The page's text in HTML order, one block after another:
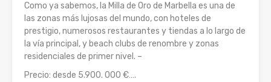
Como ya sabemos, la Milla de Oro de Marbella es una de
las zonas más lujosas del mundo, con hoteles de
prestigio, numerosos restaurantes y tiendas a lo largo de
la vía principal, y beach clubs de renombre y zonas
residenciales de primer nivel. –
Precio: desde 5.900. 000 €….